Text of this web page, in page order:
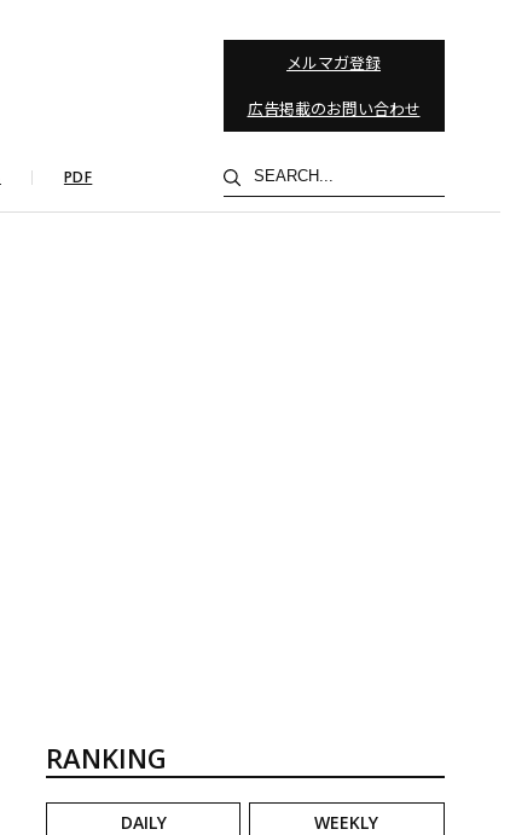
メルマガ登録
広告掲載のお問い合わせ
PDF
検
索
RANKING
DAILY WEEKLY